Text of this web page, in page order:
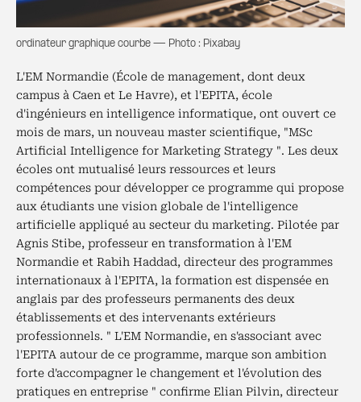
ordinateur graphique courbe — Photo : Pixabay
L'EM Normandie (École de management, dont deux
campus à Caen et Le Havre), et l'EPITA, école
d'ingénieurs en intelligence informatique, ont ouvert ce
mois de mars, un nouveau master scientifique, "MSc
Artificial Intelligence for Marketing Strategy ". Les deux
écoles ont mutualisé leurs ressources et leurs
compétences pour développer ce programme qui propose
aux étudiants une vision globale de l'intelligence
artificielle appliqué au secteur du marketing. Pilotée par
Agnis Stibe, professeur en transformation à l'EM
Normandie et Rabih Haddad, directeur des programmes
internationaux à l'EPITA, la formation est dispensée en
anglais par des professeurs permanents des deux
établissements et des intervenants extérieurs
professionnels. " L'EM Normandie, en s'associant avec
l'EPITA autour de ce programme, marque son ambition
forte d'accompagner le changement et l'évolution des
pratiques en entreprise " confirme Elian Pilvin, directeur